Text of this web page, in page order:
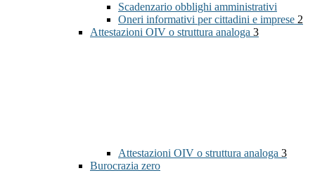
Scadenzario obblighi amministrativi
Oneri informativi per cittadini e imprese 2
Attestazioni OIV o struttura analoga 3
Attestazioni OIV o struttura analoga 3
Burocrazia zero